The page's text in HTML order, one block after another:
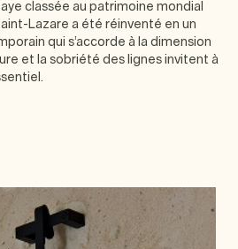
classée au patrimoine mondial
Lazare a été réinventé en un
qui s’accorde à la dimension
et la sobriété des lignes invitent à